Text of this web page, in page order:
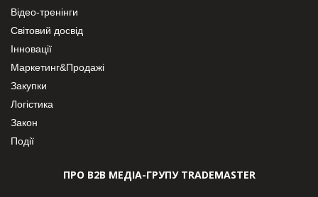
Відео-тренінги
Світовий досвід
Інновації
Маркетинг&Продажі
Закупки
Логістика
Закон
Події
ПРО В2В МЕДІА-ГРУПУ TRADEMASTER